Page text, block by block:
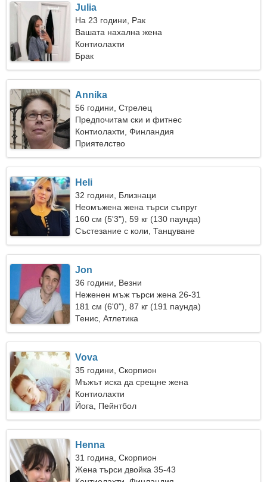
Julia
На 23 години, Рак
Вашата нахална жена
Контиолахти
Брак
Annika
56 години, Стрелец
Предпочитам ски и фитнес
Контиолахти, Финландия
Приятелство
Heli
32 години, Близнаци
Неомъжена жена търси съпруг
160 см (5'3"), 59 кг (130 паунда)
Състезание с коли, Танцуване
Jon
36 години, Везни
Неженен мъж търси жена 26-31
181 см (6'0"), 87 кг (191 паунда)
Тенис, Атлетика
Vova
35 години, Скорпион
Мъжът иска да срещне жена
Контиолахти
Йога, Пейнтбол
Henna
31 година, Скорпион
Жена търси двойка 35-43